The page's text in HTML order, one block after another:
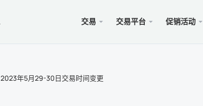
交易
账户类型
交易平台
MetaTrader 5
促销活动
无存款奖金100美元
为什么选择xChief
2023年5月29-30日交易时间变更